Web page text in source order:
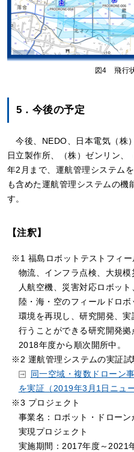
図4 飛行
5．今後の予定
今後、NEDO、日本電気（株
日立製作所、（株）ゼンリン
年2月まで、運航管理システム
も含めた運航管理システムの機
す。
【注釈】
※1 福島ロボットテストフィー
物流、インフラ点検、大規
人航空機、災害対応ロボッ
陸・海・空のフィールドロ
環境を再現し、研究開発、
行うことができる研究開発
2018年度から順次開所中。
※2 運航管理システムの実証試
同一空域・複数ドローン
を実証（2019年3月1日ニュ
※3 プロジェクト
事業名：ロボット・ドロー
実現プロジェクト
実施期間：2017年度～2021